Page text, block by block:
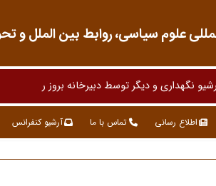
علوم سیاسی، روابط بین الملل و
نگهداری و دیگر توسط دب
اطلاع رسانی تماس با ما آرشیو کنفرانس